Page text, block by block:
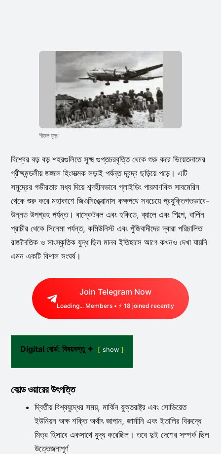
শীতল যুদ্ধ
বিশ্বের বড় বড় শহরগুলিতে সূক্ষ্ম গুপ্তচরবৃত্তি থেকে শুরু করে ভিয়েতনামের
গ্রীষ্মমন্ডলীয় জঙ্গলে হিংসাত্মক লড়াই পর্যন্ত দ্বন্দ্ব ছড়িয়ে পড়ে। এটি
সমুদ্রের গভীরতার মধ্য দিয়ে শব্দহীনভাবে গ্লাইডিং পারমাণবিক সাবমেরিন
থেকে শুরু করে মহাকাশে জিওসিঙ্ক্রোনাস কক্ষপথে সবচেয়ে প্রযুক্তিগতভাবে-
উন্নত উপগ্রহ পর্যন্ত। বাস্কেটবল এবং হকিতে, ব্যালে এবং শিল্পে, বার্লিন
প্রাচীর থেকে সিনেমা পর্যন্ত, কমিউনিস্ট এবং পুঁজিবাদীদের দ্বারা পরিচালিত
রাজনৈতিক ও সাংস্কৃতিক যুদ্ধ ছিল মানব ইতিহাসে আগে কখনও দেখা যায়নি
এমন একটি বিশাল সংঘর্ষ।
Join Telegram Now
Loading... Members • ⚡ 18 joined recently
Digital বোর্ড: বিষয়বস্তু ✦ show
কোল্ড ওয়ারের উৎপত্তি
দ্বিতীয় বিশ্বযুদ্ধের সময়, মার্কিন যুক্তরাষ্ট্র এবং সোভিয়েত
ইউনিয়ন অক্ষ শক্তি অর্থাৎ জাপান, জার্মানি এবং ইতালির বিরুদ্ধে
মিত্র হিসাবে একসাথে যুদ্ধ করেছিল। তবে দুই দেশের সম্পর্ক ছিল
উত্তেজনাপূর্ণ